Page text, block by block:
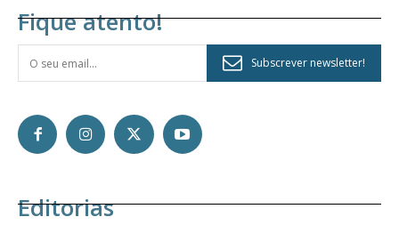
Fique atento!
Subscrever newsletter!
Editorias